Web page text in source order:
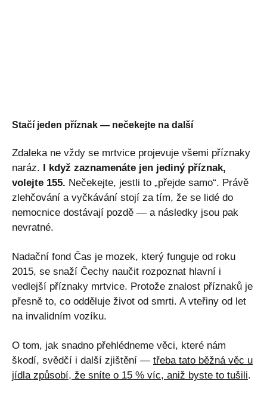
Stačí jeden příznak — nečekejte na další
Zdaleka ne vždy se mrtvice projevuje všemi příznaky
naráz. I když zaznamenáte jen jediný příznak,
volejte 155. Nečekejte, jestli to „přejde samo“. Právě
zlehčování a vyčkávání stojí za tím, že se lidé do
nemocnice dostávají pozdě — a následky jsou pak
nevratné.
Nadační fond Čas je mozek, který funguje od roku
2015, se snaží Čechy naučit rozpoznat hlavní i
vedlejší příznaky mrtvice. Protože znalost příznaků je
přesně to, co odděluje život od smrti. A vteřiny od let
na invalidním vozíku.
O tom, jak snadno přehlédneme věci, které nám
škodí, svědčí i další zjištění — třeba tato běžná věc u
jídla způsobí, že sníte o 15 % víc, aniž byste to tušili.